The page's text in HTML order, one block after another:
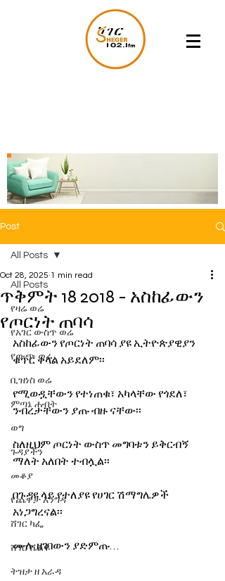
Post
All Posts
የዛሬ ወሬ
የአገር ውስጥ ወሬ
የውጭ ወሬ
ቢዝነስ ወሬ
ምጣኔ ሐብት
ወግ
ጉዳያችን
መቆያ
የጨዋታ እንግዳ
ሸገር ካፌ
ሸገር ሼልፍ
ትዝታ ዘ አራዳ
All Posts
ጥቅምት 18 2018 - አስከፊውን
የጦርነት ጠባሳ
Oct 28, 2025 1 min read
አስከፊውን የጦርነት ጠባሳ ያዩ ኢትዮጵያዊያን
ቁጥር ቀላል አይደለም፡፡
የሚወዷቸውን የተነጠቁ፣ አካላቸው የጎደለ፣
ንብረታቸውን ያጡ ብዙ ናቸው፡፡
ስለዚህም ጦርነት ውስጥ መግባቱን ይቅርብኝ
ማለት አለበት ተብሏል፡፡
በጉዳዩ ላይ የተለያዩ የሀገር ሽማግሌዎች
አነጋግረናል፡፡
ሙሉ ዘገባውን ያድምጡ…